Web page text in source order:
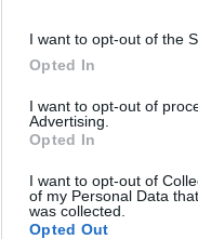
I want to opt-out of the
Opted In
I want to opt-out of
Advertising.
Opted In
I want to opt-out of
of my Personal Data
was collected.
Opted Out